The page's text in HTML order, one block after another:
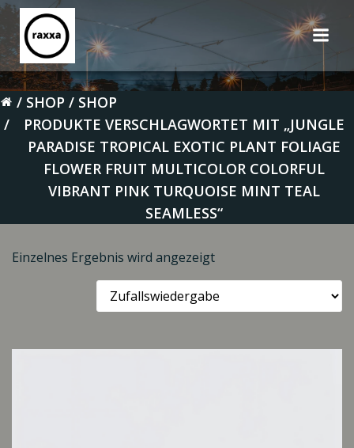
springen
SHOP
SHOP
PRODUKTE VERSCHLAGWORTET MIT „JUNGLE
PARADISE TROPICAL EXOTIC PLANT FOLIAGE
FLOWER FRUIT MULTICOLOR COLORFUL
VIBRANT PINK TURQUOISE MINT TEAL
SEAMLESS“
Einzelnes Ergebnis wird angezeigt